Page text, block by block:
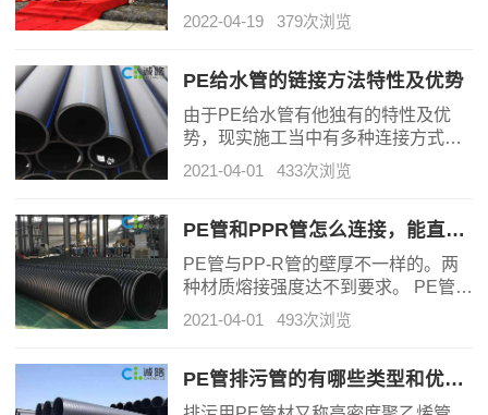
的湖南诚路管业科技有限公司高朋满
座，来全国十几个省市及省内各市州
祝公司二期工程开工典礼。
2022-04-19 379次浏览
PE给水管的链接方法特性及优势
由于PE给水管有他独有的特性及优
势，现实施工当中有多种连接方式，
简单概括分为三种：热熔连接、电熔
连接、机械连接；施工技术可以分
拉）。
2021-04-01 433次浏览
PE管和PPR管怎么连接，能直接熔吗？
PE管与PP-R管的壁厚不一样的。两
种材质熔接强度达不到要求。 PE管引
入室内后再与PP-R连接，小管径采用
金属转换大管径采用法兰转换。铸铁
砌井加软接检修更换容易。
2021-04-01 493次浏览
PE管排污管的有哪些类型和优势？